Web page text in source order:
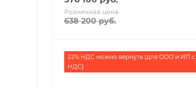
Розничная цена
638 200руб.
22% НДС можно вернуть (для ООО и ИП с
НДС)